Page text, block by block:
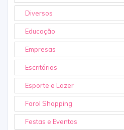
Diversos
Educação
Empresas
Escritórios
Esporte e Lazer
Farol Shopping
Festas e Eventos